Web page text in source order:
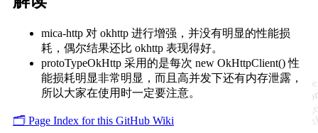
mica-http 对 okhttp 进行增强，并没有明显的性能损
耗，偶尔结果还比 okhttp 表现得好。
protoTypeOkHttp 采用的是每次 new OkHttpClient() 性
能损耗明显非常明显，而且高并发下还有内存泄露，
所以大家在使用时一定要注意。
🗂️ Page Index for this GitHub Wiki